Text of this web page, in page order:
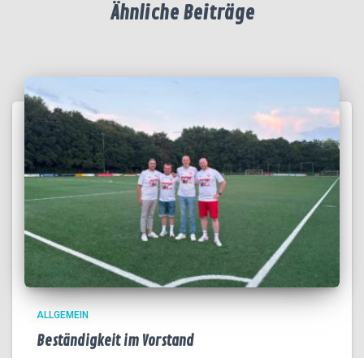
Ähnliche Beiträge
ALLGEMEIN
Beständigkeit im Vorstand